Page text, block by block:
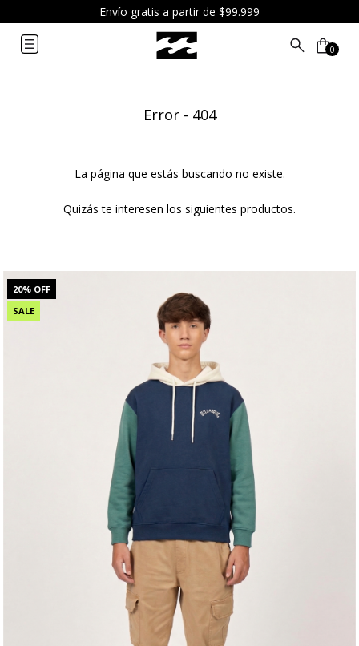
6 cuotas sin interés a partir de $119.999
0
Error - 404
La página que estás buscando no existe.
Quizás te interesen los siguientes productos.
20% OFF
SALE